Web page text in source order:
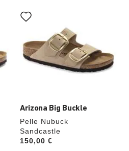
Arizona Big Buckle
Pelle Nubuck
Sandcastle
Price:
150,00 €
con
dei
colori,
l’immagine